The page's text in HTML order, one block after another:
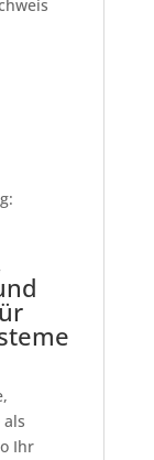
Ihr